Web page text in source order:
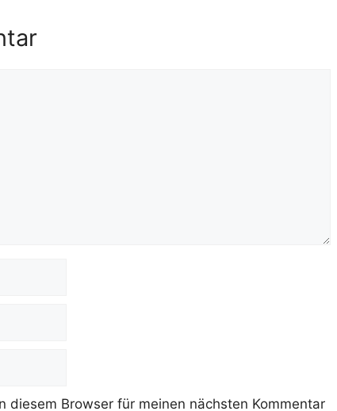
diesem Browser für meinen nächsten Kommentar